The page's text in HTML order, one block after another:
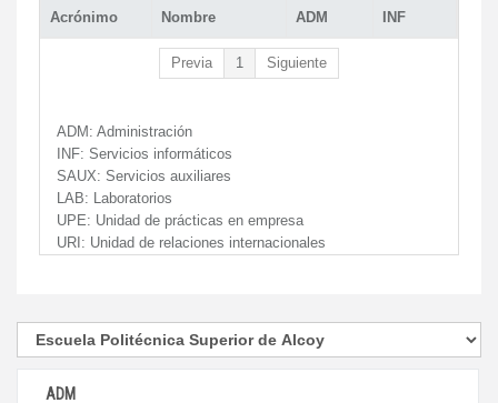
Acrónimo Nombre ADM INF
Previa 1 Siguiente
ADM: Administración
INF: Servicios informáticos
SAUX: Servicios auxiliares
LAB: Laboratorios
UPE: Unidad de prácticas en empresa
URI: Unidad de relaciones internacionales
ADM